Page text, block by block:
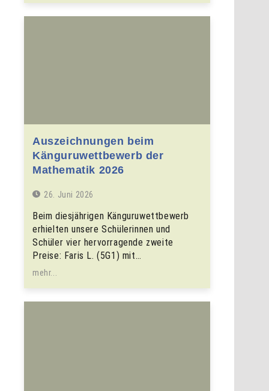
Auszeichnungen beim
Känguruwettbewerb der
Mathematik 2026
26. Juni 2026
Beim diesjährigen Känguruwettbewerb
erhielten unsere Schülerinnen und
Schüler vier hervorragende zweite
Preise: Faris L. (5G1) mit…
mehr...